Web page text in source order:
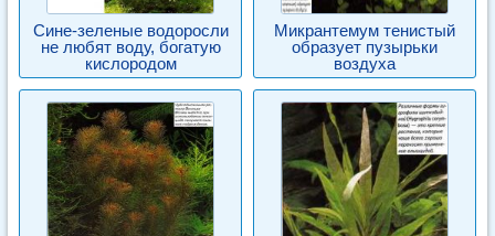
Сине-зеленые водоросли
не любят воду, богатую
кислородом
Микрантемум тенистый
образует пузырьки
воздуха